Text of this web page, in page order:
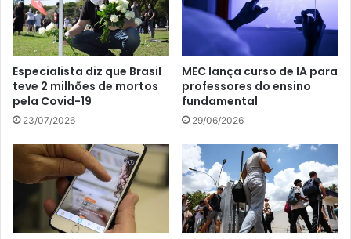
Especialista diz que Brasil
teve 2 milhões de mortos
pela Covid-19
23/07/2026
MEC lança curso de IA para
professores do ensino
fundamental
29/06/2026